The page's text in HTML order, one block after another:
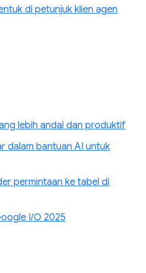
di petunjuk klien agen
lebih andal dan produktif
dalam bantuan AI untuk
permintaan ke tabel di
I/O 2025